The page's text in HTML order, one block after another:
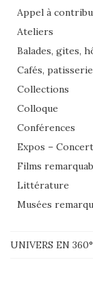
Appel à
Ateliers
Balades, gites,
Cafés,
Collections
Colloque
Conférences
Expos –
Films
Littérature
Musées
UNIVERS EN 360°